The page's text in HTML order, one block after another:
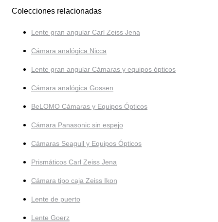
Colecciones relacionadas
Lente gran angular Carl Zeiss Jena
Cámara analógica Nicca
Lente gran angular Cámaras y equipos ópticos
Cámara analógica Gossen
BeLOMO Cámaras y Equipos Ópticos
Cámara Panasonic sin espejo
Cámaras Seagull y Equipos Ópticos
Prismáticos Carl Zeiss Jena
Cámara tipo caja Zeiss Ikon
Lente de puerto
Lente Goerz